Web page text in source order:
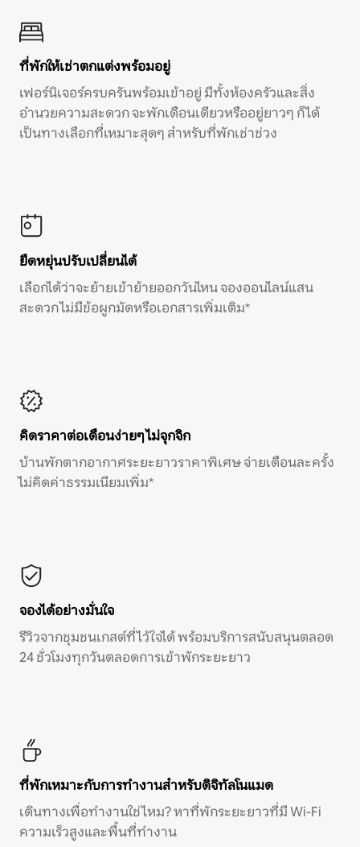
ที่พักให้เช่าตกแต่งพร้อมอยู่
เฟอร์นิเจอร์ครบครันพร้อมเข้าอยู่ มีทั้งห้องครัวและสิ่ง
อำนวยความสะดวก จะพักเดือนเดียวหรืออยู่ยาวๆ ก็ได้
เป็นทางเลือกที่เหมาะสุดๆ สำหรับที่พักเช่าช่วง
ยืดหยุ่นปรับเปลี่ยนได้
เลือกได้ว่าจะย้ายเข้าย้ายออกวันไหน จองออนไลน์แสน
สะดวก ไม่มีข้อผูกมัดหรือเอกสารเพิ่มเติม*
คิดราคาต่อเดือนง่ายๆ ไม่จุกจิก
บ้านพักตากอากาศระยะยาวราคาพิเศษ จ่ายเดือนละครั้ง
ไม่คิดค่าธรรมเนียมเพิ่ม*
จองได้อย่างมั่นใจ
รีวิวจากชุมชนเกสต์ที่ไว้ใจได้ พร้อมบริการสนับสนุนตลอด
24 ชั่วโมงทุกวันตลอดการเข้าพักระยะยาว
ที่พักเหมาะกับการทำงานสำหรับดิจิทัลโนแมด
เดินทางเพื่อทำงานใช่ไหม? หาที่พักระยะยาวที่มี Wi-Fi
ความเร็วสูงและพื้นที่ทำงาน